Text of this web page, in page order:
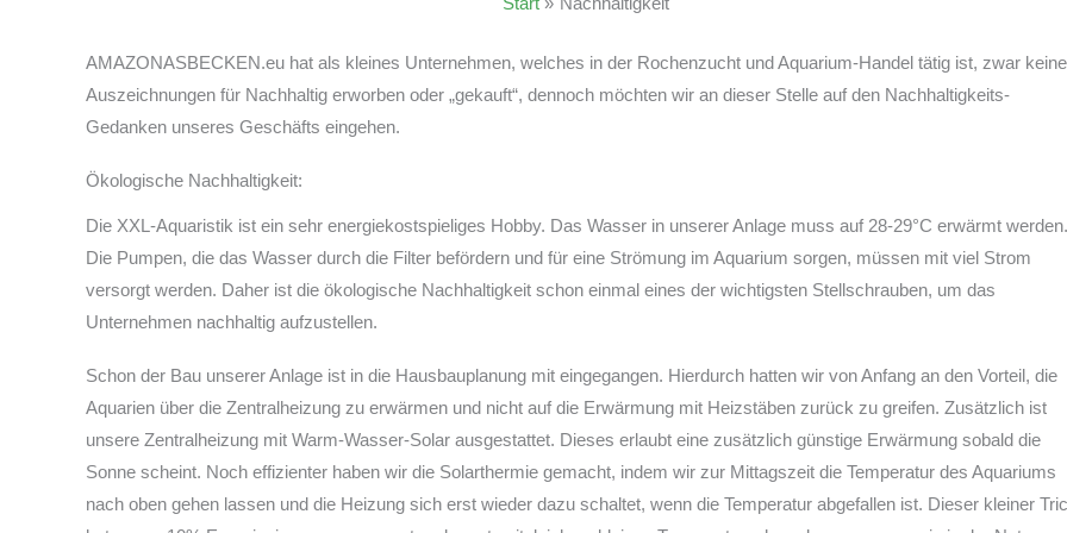
AMAZONASBECKEN.eu hat als kleines Unternehmen, welches in der Rochenzucht und Aquarium-Handel tätig ist, zwar keine
Auszeichnungen für Nachhaltig erworben oder „gekauft“, dennoch möchten wir an dieser Stelle auf den Nachhaltigkeits-
Gedanken unseres Geschäfts eingehen.
Ökologische Nachhaltigkeit:
Die XXL-Aquaristik ist ein sehr energiekostspieliges Hobby. Das Wasser in unserer Anlage muss auf 28-29°C erwärmt werden.
Die Pumpen, die das Wasser durch die Filter befördern und für eine Strömung im Aquarium sorgen, müssen mit viel Strom
versorgt werden. Daher ist die ökologische Nachhaltigkeit schon einmal eines der wichtigsten Stellschrauben, um das
Unternehmen nachhaltig aufzustellen.
Schon der Bau unserer Anlage ist in die Hausbauplanung mit eingegangen. Hierdurch hatten wir von Anfang an den Vorteil, die
Aquarien über die Zentralheizung zu erwärmen und nicht auf die Erwärmung mit Heizstäben zurück zu greifen. Zusätzlich ist
unsere Zentralheizung mit Warm-Wasser-Solar ausgestattet. Dieses erlaubt eine zusätzlich günstige Erwärmung sobald die
Sonne scheint. Noch effizienter haben wir die Solarthermie gemacht, indem wir zur Mittagszeit die Temperatur des Aquariums
nach oben gehen lassen und die Heizung sich erst wieder dazu schaltet, wenn die Temperatur abgefallen ist. Dieser kleiner